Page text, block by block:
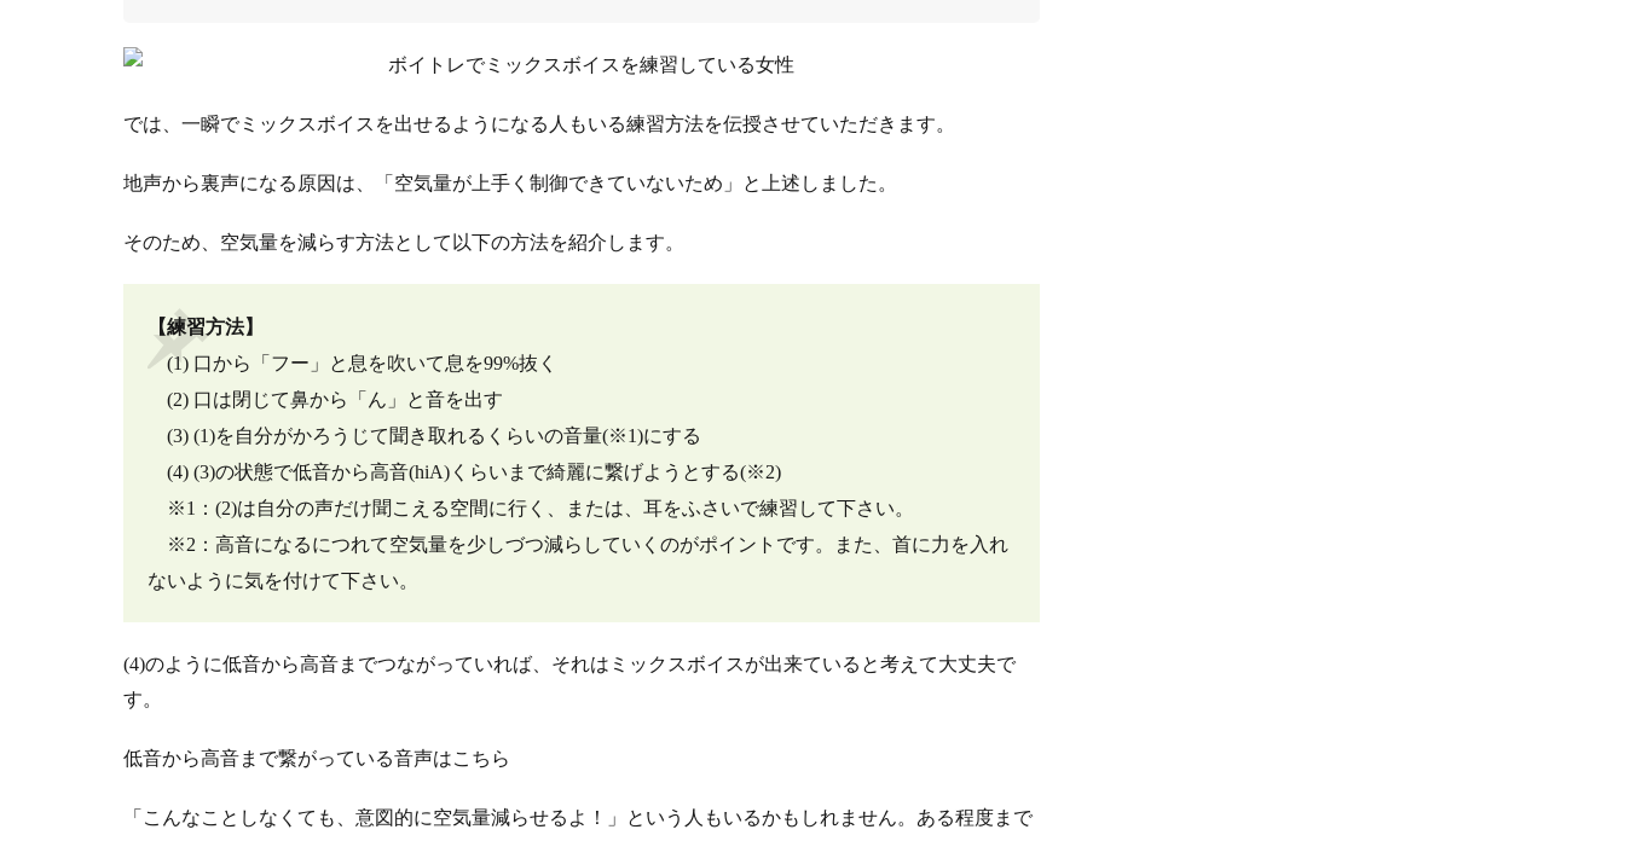
では、一瞬でミックスボイスを出せるようになる人もいる練習方法を伝授させていただきます。
地声から裏声になる原因は、「空気量が上手く制御できていないため」と上述しました。
そのため、空気量を減らす方法として以下の方法を紹介します。
【練習方法】
(1) 口から「フー」と息を吹いて息を99%抜く
(2) 口は閉じて鼻から「ん」と音を出す
(3) (1)を自分がかろうじて聞き取れるくらいの音量(※1)にする
(4) (3)の状態で低音から高音(hiA)くらいまで綺麗に繋げようとする(※2)
※1：(2)は自分の声だけ聞こえる空間に行く、または、耳をふさいで練習して下さい。
※2：高音になるにつれて空気量を少しづつ減らしていくのがポイントです。また、首に力を入れ
ないように気を付けて下さい。
(4)のように低音から高音までつながっていれば、それはミックスボイスが出来ていると考えて大丈夫で
す。
低音から高音まで繋がっている音声はこちら
「こんなことしなくても、意図的に空気量減らせるよ！」という人もいるかもしれません。ある程度まで